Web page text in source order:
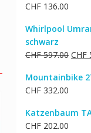
CHF 136.00
Whirlpool
schwarz
CHF597.00
war:
CHF
Mountainbike
CHF 332.00
Katzenbaum
CHF 202.00